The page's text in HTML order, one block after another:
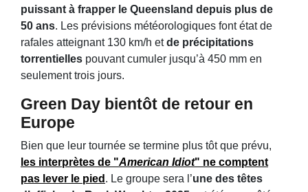
puissant à frapper le Queensland depuis plus de
50 ans. Les prévisions météorologiques font état de
rafales atteignant 130 km/h etde précipitations
torrentielles pouvant cumuler jusqu’à 450 mm en
seulement trois jours.
Green Day bientôt de retour en
Europe
Bien que leur tournée se termine plus tôt que prévu,
les interprètes de "American Idiot" ne comptent
pas lever le pied . Le groupe sera l’une des têtes